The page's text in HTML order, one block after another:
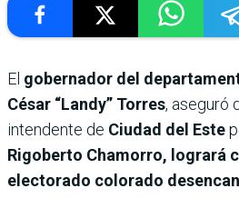
El gobernador del
César “Landy” Torres, aseguró
intendente de Ciudad del Este
Rigoberto Chamorro, logrará
electorado colorado